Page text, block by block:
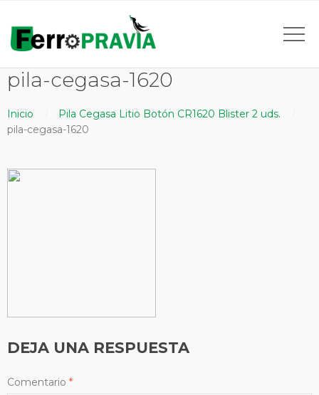
pila-cegasa-1620
Inicio
Pila Cegasa Litio Botón CR1620 Blister 2 uds.
pila-cegasa-1620
DEJA UNA RESPUESTA
Comentario *